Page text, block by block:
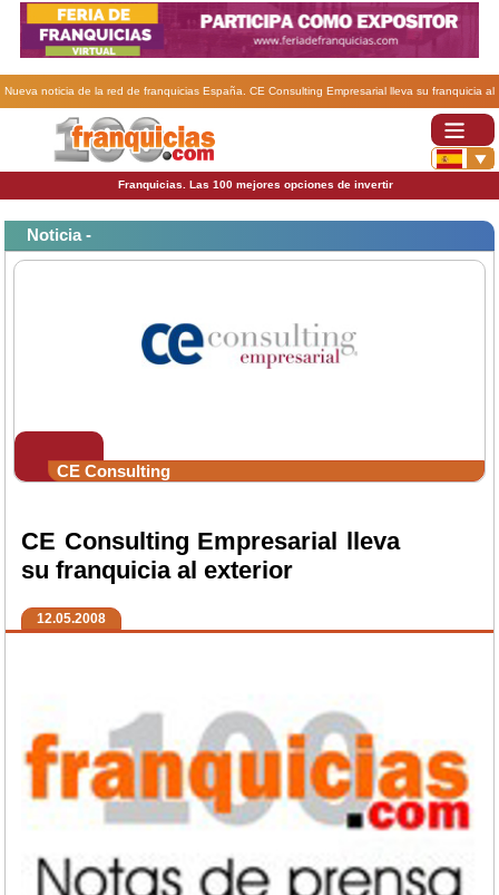
Nueva noticia de la red de franquicias España. CE Consulting Empresarial lleva su franquicia al
Franquicias. Las 100 mejores opciones de invertir
Noticia -
CE Consulting
CE Consulting Empresarial lleva
su franquicia al exterior
12.05.2008